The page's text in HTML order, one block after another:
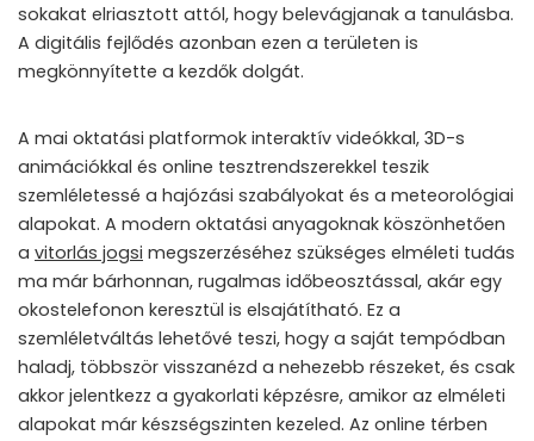
sokakat elriasztott attól, hogy belevágjanak a tanulásba.
A digitális fejlődés azonban ezen a területen is
megkönnyítette a kezdők dolgát.
A mai oktatási platformok interaktív videókkal, 3D-s
animációkkal és online tesztrendszerekkel teszik
szemléletessé a hajózási szabályokat és a meteorológiai
alapokat. A modern oktatási anyagoknak köszönhetően
a vitorlás jogsi megszerzéséhez szükséges elméleti tudás
ma már bárhonnan, rugalmas időbeosztással, akár egy
okostelefonon keresztül is elsajátítható. Ez a
szemléletváltás lehetővé teszi, hogy a saját tempódban
haladj, többször visszanézd a nehezebb részeket, és csak
akkor jelentkezz a gyakorlati képzésre, amikor az elméleti
alapokat már készségszinten kezeled. Az online térben